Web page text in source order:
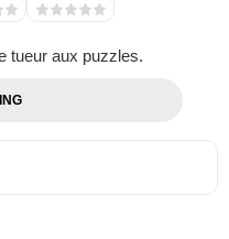
tueur aux puzzles.